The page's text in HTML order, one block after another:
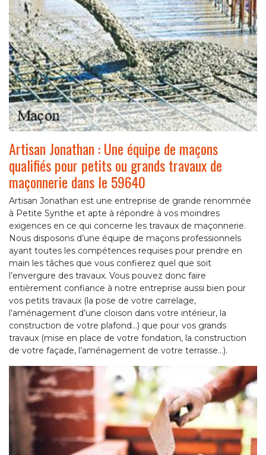
Artisan Jonathan : Une équipe de maçons
qualifiés pour petits ou grands travaux de
maçonnerie dans le 59640
Artisan Jonathan est une entreprise de grande renommée
à Petite Synthe et apte à répondre à vos moindres
exigences en ce qui concerne les travaux de maçonnerie.
Nous disposons d’une équipe de maçons professionnels
ayant toutes les compétences requises pour prendre en
main les tâches que vous confierez quel que soit
l’envergure des travaux. Vous pouvez donc faire
entièrement confiance à notre entreprise aussi bien pour
vos petits travaux (la pose de votre carrelage,
l’aménagement d’une cloison dans votre intérieur, la
construction de votre plafond…) que pour vos grands
travaux (mise en place de votre fondation, la construction
de votre façade, l’aménagement de votre terrasse…).